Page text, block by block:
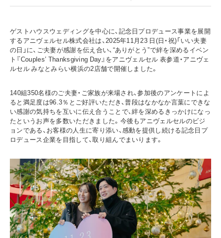
ゲストハウスウェディングを中心に、記念日プロデュース事業を展開
するアニヴェルセル株式会社は、2025年11月23 日(日・祝)「いい夫妻
の日」に、ご夫妻が感謝を伝え合い、“ありがとう”で絆を深めるイベン
ト『Couples’ Thanksgiving Day』をアニヴェルセル 表参道・アニヴェ
ルセル みなとみらい横浜の2店舗で開催しました。
140組350名様のご夫妻・ご家族が来場され、参加後のアンケートによ
ると満足度は96.3％とご好評いただき、普段はなかなか言葉にできな
い感謝の気持ちを互いに伝え合うことで、絆を深めるきっかけになっ
たというお声を多数いただきました。今後もアニヴェルセルのビジ
ョンである、お客様の人生に寄り添い、感動を提供し続ける記念日プ
ロデュース企業を目指して、取り組んでまいります。